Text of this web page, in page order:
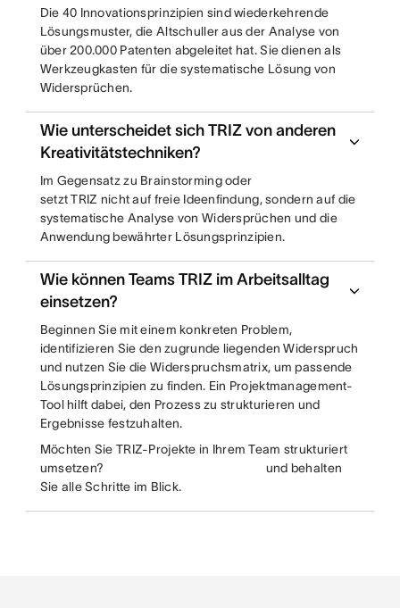
Die 40 Innovationsprinzipien sind wiederkehrende
Lösungsmuster, die Altschuller aus der Analyse von
über 200.000 Patenten abgeleitet hat. Sie dienen als
Werkzeugkasten für die systematische Lösung von
Widersprüchen.
Wie unterscheidet sich TRIZ von anderen
Kreativitätstechniken?
Im Gegensatz zu Brainstorming oder
setzt TRIZ nicht auf freie Ideenfindung, sondern auf die
systematische Analyse von Widersprüchen und die
Anwendung bewährter Lösungsprinzipien.
Wie können Teams TRIZ im Arbeitsalltag
einsetzen?
Beginnen Sie mit einem konkreten Problem,
identifizieren Sie den zugrunde liegenden Widerspruch
und nutzen Sie die Widerspruchsmatrix, um passende
Lösungsprinzipien zu finden. Ein Projektmanagement-
Tool hilft dabei, den Prozess zu strukturieren und
Ergebnisse festzuhalten.
Möchten Sie TRIZ-Projekte in Ihrem Team strukturiert
umsetzen?
und behalten
Sie alle Schritte im Blick.